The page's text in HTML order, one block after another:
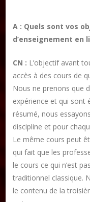
A : Quels sont vos
d’enseignement en
CN : L’objectif avant
accès à des cours de
Nous ne prenons que
expérience et qui sont
résumé, nous
discipline et pour
Le même cours peut
qui fait que les
le cours ce qui n’est
traditionnel classique.
le contenu de la